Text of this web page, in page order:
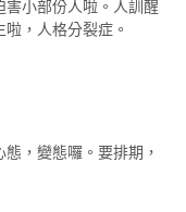
小部份人啦。人訓醒
，人格分裂症。
，變態囉。要排期，